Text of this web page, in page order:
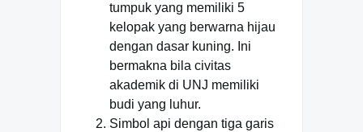
tumpuk yang memiliki 5
kelopak yang berwarna hijau
dengan dasar kuning. Ini
bermakna bila civitas
akademik di UNJ memiliki
budi yang luhur.
Simbol api dengan tiga garis